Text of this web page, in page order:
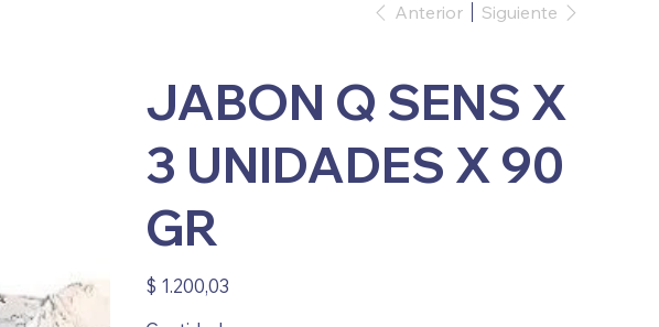
Anterior Siguiente
JABON Q SENS X
3 UNIDADES X 90
GR
Precio
$ 1.200,03